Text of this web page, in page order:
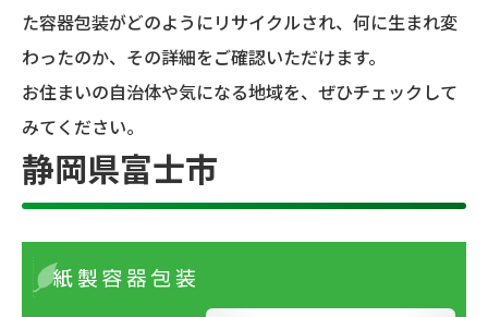
た容器包装がどのようにリサイクルされ、何に生まれ変
わったのか、その詳細をご確認いただけます。
お住まいの自治体や気になる地域を、ぜひチェックして
みてください。
静岡県富士市